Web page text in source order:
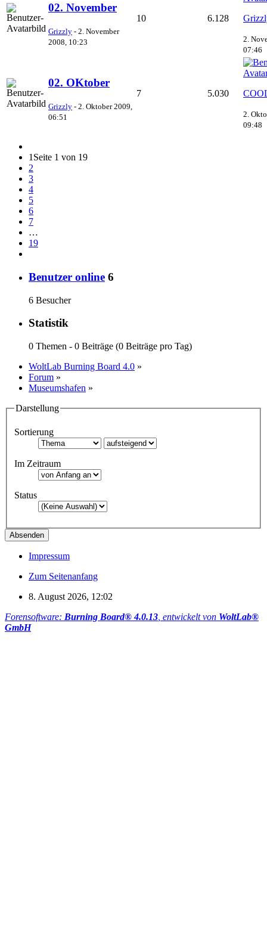
02. November
Grizzly - 2. November
2008, 10:23
10 6.128
2.
07:46
02. OKtober
Grizzly - 2. Oktober 2009,
06:51
7 5.030
2.
09:48
1 Seite 1 von 19
2
3
4
5
6
7
…
19
Benutzer online 6
6 Besucher
Statistik
0 Themen - 0 Beiträge (0 Beiträge pro Tag)
WoltLab Burning Board 4.0 »
Forum »
Museumshafen »
Darstellung
Sortierung
Im Zeitraum
Status
Impressum
Zum Seitenanfang
8. August 2026, 12:02
Forensoftware: Burning Board® 4.0.13 , entwickelt von WoltLab®
GmbH